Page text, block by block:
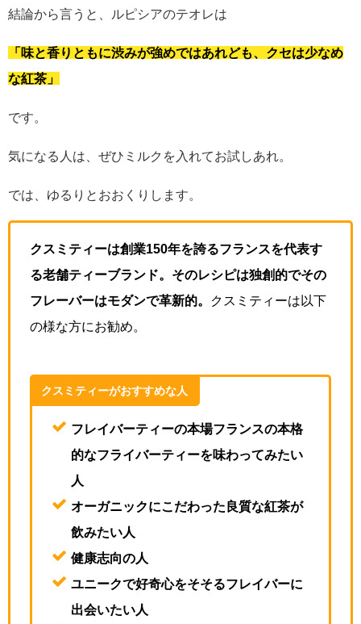
結論から言うと、ルピシアのテオレは
「味と香りともに渋みが強めではあれども、クセは少なめ
な紅茶」
です。
気になる人は、ぜひミルクを入れてお試しあれ。
では、ゆるりとおおくりします。
クスミティーは創業150年を誇るフランスを代表す
る老舗ティーブランド。そのレシピは独創的でその
フレーバーはモダンで革新的。
クスミティーは以下
の様な方にお勧め。
クスミティーがおすすめな人
フレイバーティーの本場フランスの本格
的なフライバーティーを味わってみたい
人
オーガニックにこだわった良質な紅茶が
飲みたい人
健康志向の人
ユニークで好奇心をそそるフレイバーに
出会いたい人